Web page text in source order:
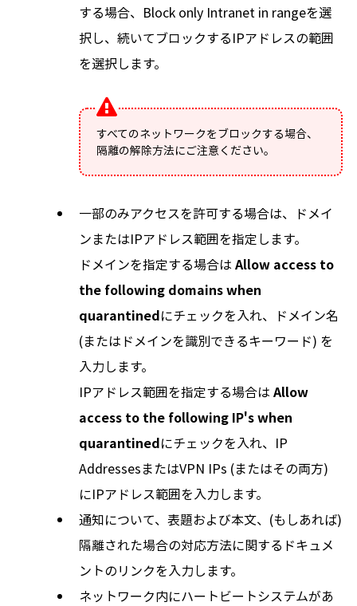
する場合、Block only Intranet in rangeを選
択し、続いてブロックするIPアドレスの範囲
を選択します。
すべてのネットワークをブロックする場合、
隔離の解除方法にご注意ください。
一部のみアクセスを許可する場合は、ドメイ
ンまたはIPアドレス範囲を指定します。
ドメインを指定する場合は Allow access to
the following domains when
quarantinedにチェックを入れ、ドメイン名
(またはドメインを識別できるキーワード) を
入力します。
IPアドレス範囲を指定する場合は Allow
access to the following IP's when
quarantinedにチェックを入れ、IP
AddressesまたはVPN IPs (またはその両方)
にIPアドレス範囲を入力します。
通知について、表題および本文、(もしあれば)
隔離された場合の対応方法に関するドキュメ
ントのリンクを入力します。
ネットワーク内にハートビートシステムがあ